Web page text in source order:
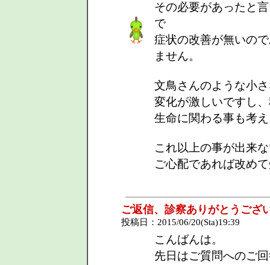
その必要があったと
で
症状の改善が無いの
ません。
文鳥さんのような小
変化が激しいですし
生命に関わる事も考
これ以上の事が出来
ご心配であれば改め
ご返信、診察ありがとうござ
投稿日：2015/06/20(Sta)19:39
こんばんは。
先日はご質問へのご